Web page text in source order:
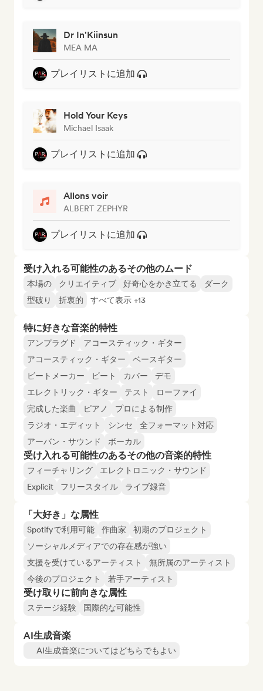
Dr In'Kiinsun
MEA MA
プレイリストに追加
Hold Your Keys
Michael Isaak
プレイリストに追加
Allons voir
ALBERT ZEPHYR
プレイリストに追加
受け入れる可能性のあるその他のムード
本場の クリエイティブ 好奇心をかき立てる
ダーク
型破り
折衷的 すべて表示 +13
特に好きな音楽的特性
アンプラグド
アコースティック・ギター
アコースティック・ギター
ベースギター
ビートメーカー
ビート カバー
デモ
エレクトリック・ギター
テスト
ローファイ
完成した楽曲
ピアノ
プロによる制作
ラジオ・エディット
シンセ
全フォーマット対応
アーバン・サウンド
ボーカル
受け入れる可能性のあるその他の音楽的特性
フィーチャリング
エレクトロニック・サウンド
Explicit
フリースタイル ライブ録音
「大好き」な属性
Spotifyで利用可能 作曲家
初期のプロジェクト
ソーシャルメディアでの存在感が強い
支援を受けているアーティスト
無所属のアーティスト
今後のプロジェクト
若手アーティスト
受け取りに前向きな属性
ステージ経験 国際的な可能性
AI生成音楽
AI生成音楽についてはどちらでもよい